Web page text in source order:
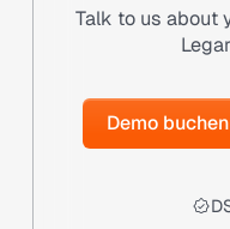
Talk to us about
Demo buchen
Demo buchen